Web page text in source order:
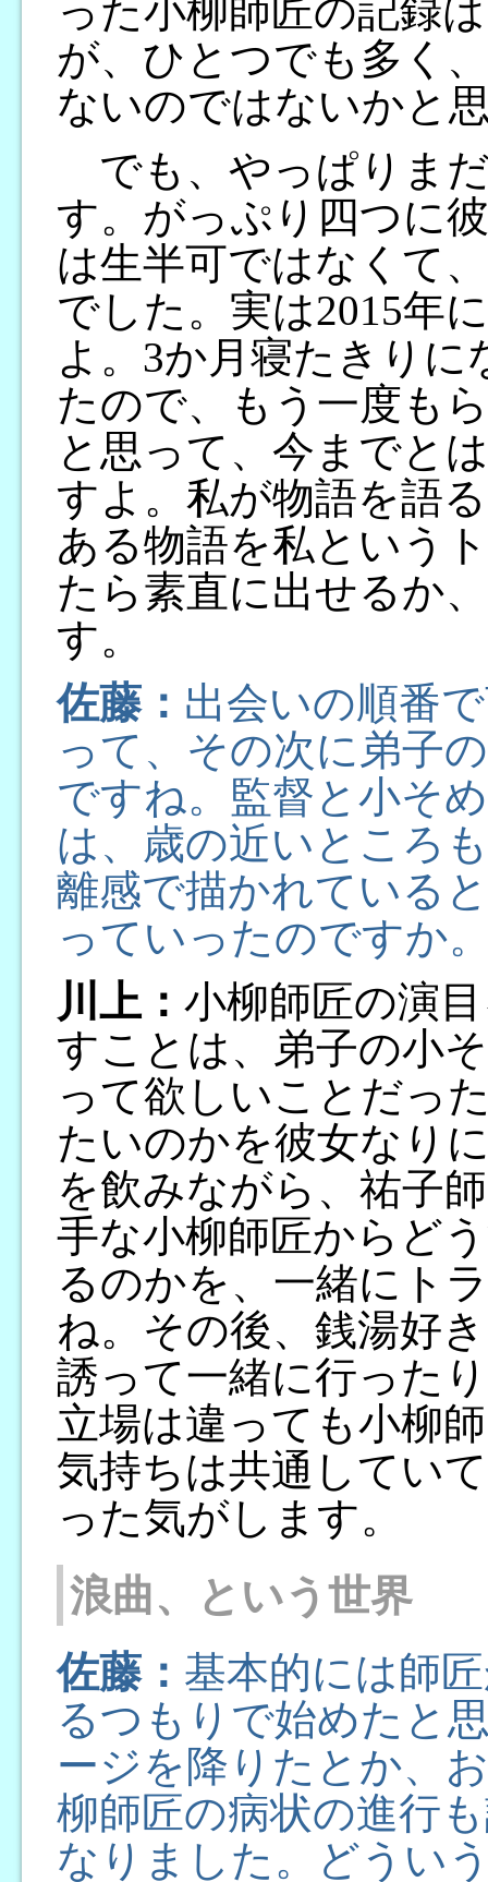
った小柳師匠の記録
が、ひとつでも多く
ないのではないかと
でも、やっぱりま
す。がっぷり四つに
は生半可ではなくて
でした。実は2015年
よ。3か月寝たきり
たので、もう一度も
と思って、今までと
すよ。私が物語を語
ある物語を私という
たら素直に出せるか
す。
佐藤： 出会いの順番
って、その次に弟子
ですね。監督と小そ
は、歳の近いところ
離感で描かれている
っていったのですか
川上： 小柳師匠の演
すことは、弟子の小
って欲しいことだっ
たいのかを彼女なり
を飲みながら、祐子
手な小柳師匠からど
るのかを、一緒にト
ね。その後、銭湯好
誘って一緒に行った
立場は違っても小柳
気持ちは共通してい
った気がします。
浪曲、という世界
佐藤： 基本的には師
るつもりで始めたと
ージを降りたとか、
柳師匠の病状の進行
なりました。どうい